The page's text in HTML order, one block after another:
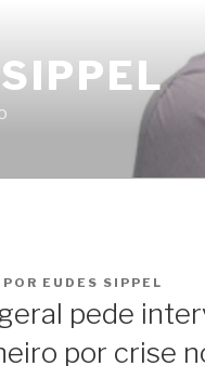
POR EUDES SIPPEL
pede
por crise